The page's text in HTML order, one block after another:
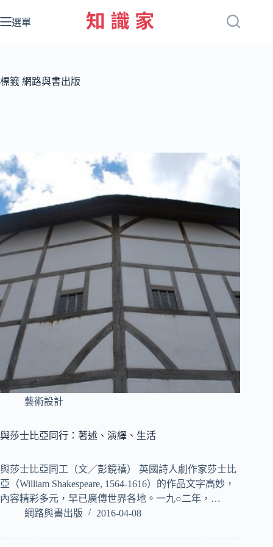
至
容
選單
標籤 網路與書出版
藝術設計
與莎士比亞同行：著述、演繹、生活
與莎士比亞同工（文／彭鏡禧） 英國詩人劇作家莎士比
亞（William Shakespeare, 1564-1616）的作品文字高妙，
內容精彩多元，早已廣傳世界各地。一九○二年，…
網路與書出版
2016-04-08